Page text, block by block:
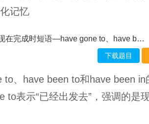
记忆
时短语—have gone to、have been to和have been in-muxed
下载题目
to、have been to和have been in
to表示“已经出发去”，强调的是